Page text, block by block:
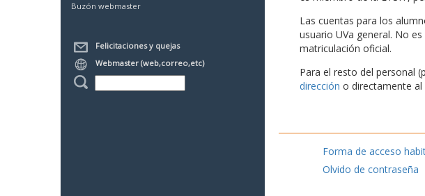
Buzón webmaster
Felicitaciones y quejas
Webmaster (web,correo,etc)
Las cuentas para los
usuario UVa general. No
matriculación oficial.
Para el resto del personal
dirección o directamente al
Forma de acceso
Olvido de contraseña